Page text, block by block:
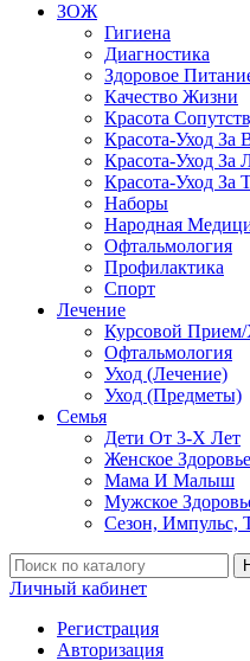
ЗОЖ
Гигиена
Диагностика
Здоровое
Качество Жизни
Красота
Красота-Уход За
Красота-Уход За
Красота-Уход За
Наборы
Народная
Офтальмология
Профилактика
Спорт
Лечение
Курсовой Прием/
Офтальмология
Уход (Лечение)
Уход (Предметы)
Семья
Дети От 3-Х Лет
Женское Здоровье
Мама И Малыш
Мужское
Сезон, Импульс,
Личный кабинет
Регистрация
Авторизация